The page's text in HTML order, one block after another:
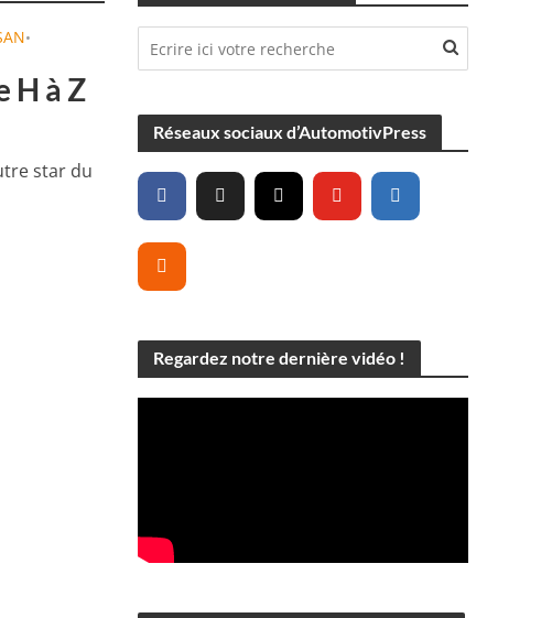
•
H à Z
star du
Réseaux sociaux d’AutomotivPress
Regardez notre dernière vidéo !